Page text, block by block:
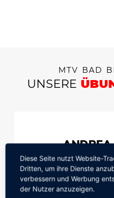
MTV BAD
UNSERE
Übungsleiterin
TEL.:
Diese Seite nutzt Website-
Dritten, um ihre Dienste
verbessern und Werbung
der Nutzer anzuzeigen.